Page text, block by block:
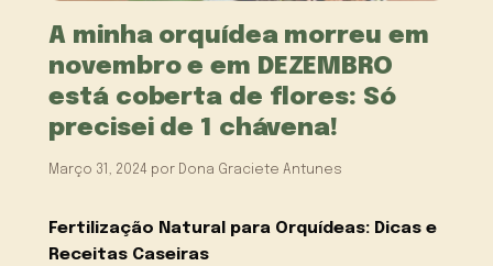
A minha orquídea morreu em
novembro e em DEZEMBRO
está coberta de flores: Só
precisei de 1 chávena!
Março 31, 2024 por Dona Graciete Antunes
Fertilização Natural para Orquídeas: Dicas e
Receitas Caseiras